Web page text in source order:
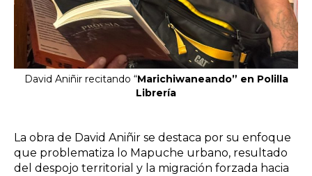
David Aniñir recitando “Marichiwaneando” en Polilla
Librería
La obra de David Aniñir se destaca por su enfoque
que problematiza lo Mapuche urbano, resultado
del despojo territorial y la migración forzada hacia